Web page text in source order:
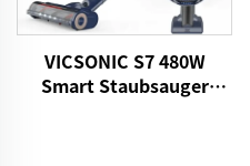
VICSONIC S7 480W
Smart Staubsauger